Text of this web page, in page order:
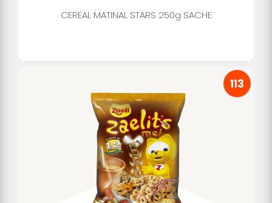
CEREAL MATINAL STARS 250g SACHE
113